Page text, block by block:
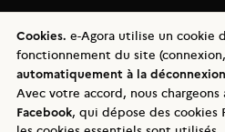
Cookies. e-Agora utilise un cookie
fonctionnement du site
automatiquement à la déconnexion
Avec votre accord, nous
Facebook, qui dépose des cookies